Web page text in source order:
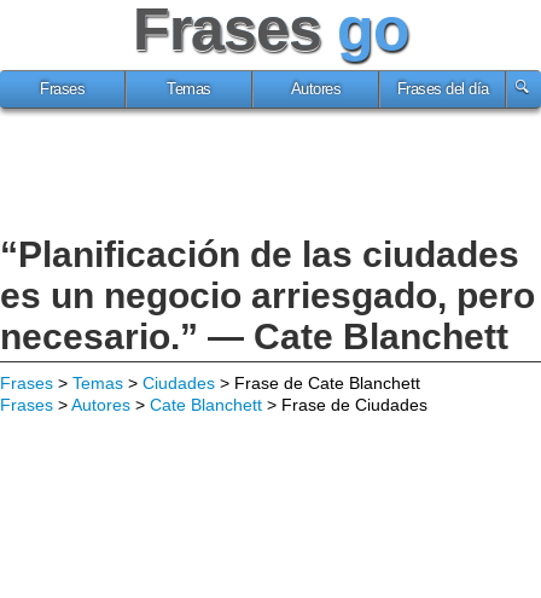
Frases go
Frases Temas Autores Frases del día
“Planificación de las ciudades
es un negocio arriesgado, pero
necesario.” — Cate Blanchett
Frases > Temas > Ciudades > Frase de Cate Blanchett
Frases >Autores > Cate Blanchett > Frase de Ciudades